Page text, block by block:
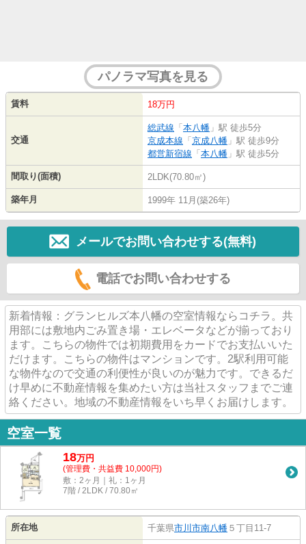
パノラマ写真を見る
賃料 18万円
交通
総武線 「本八幡 」駅 徒歩5分
京成本線 「京成八幡 」駅 徒歩9分
都営新宿線 「本八幡 」駅 徒歩5分
間取り(面積) 2LDK(70.80㎡)
築年月 1999年 11月(築26年)
メールでお問い合わせする(無料)
電話でお問い合わせする
新着情報：グランヒルズ本八幡の空室情報ならコチラ。共
用部には敷地内ごみ置き場・エレベータなどが揃っており
ます。こちらの物件では初期費用をカードでお支払いいた
だけます。こちらの物件はマンションです。2駅利用可能
な物件なので交通の利便性が良いのが魅力です。できるだ
け早めに不動産情報を集めたい方は当社スタッフまでご連
絡ください。地域の不動産情報をいち早くお届けします。
空室一覧
18万円
(管理費・共益費 10,000円)
敷：2ヶ月｜礼：1ヶ月
7階 / 2LDK / 70.80㎡
所在地 千葉県市川市南八幡 ５丁目11-7